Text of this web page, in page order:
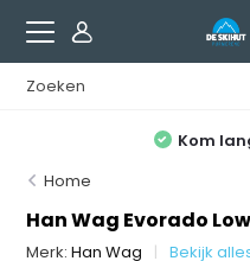
Kom
Home
Han Wag Evorado
Merk:Han Wag Bekijk